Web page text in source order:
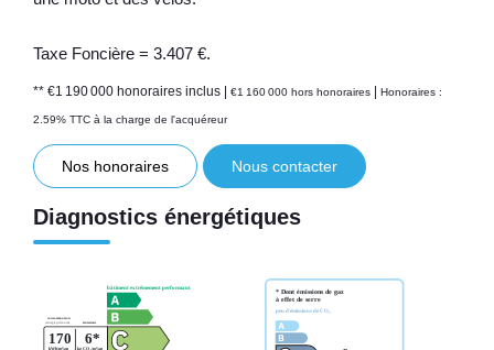
Taxe Foncière = 3.407 €.
** €1 190 000 honoraires inclus | €1 160 000 hors honoraires | Honoraires :
2.59% TTC à la charge de l'acquéreur
Nos honoraires Nous contacter
Diagnostics énergétiques